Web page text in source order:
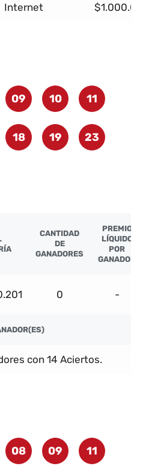
Internet
09 10 11
18 19 23
CANTIDAD
DE
GANADORES
PREMIO
LÍQUIDO
POR
GANADOR
0 -
con 14 Aciertos.
08 09 11